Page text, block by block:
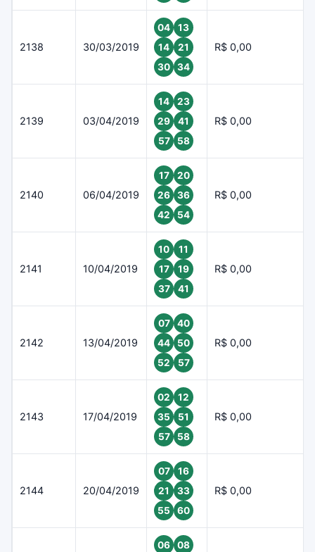
2138 30/03/2019
04
13
14
21
30
34
R$ 0,00
2139 03/04/2019
14
23
29
41
57
58
R$ 0,00
2140 06/04/2019
17
20
26
36
42
54
R$ 0,00
2141 10/04/2019
10
11
17
19
37
41
R$ 0,00
2142 13/04/2019
07
40
44
50
52
57
R$ 0,00
2143 17/04/2019
02
12
35
51
57
58
R$ 0,00
2144 20/04/2019
07
16
21
33
55
60
R$ 0,00
06
08